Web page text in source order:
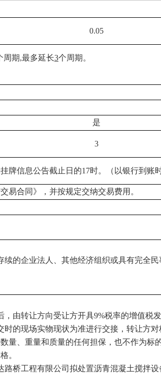
0.05
周期,最多延长3个周期。
是
3
牌信息公告截止日的17时。（以银行到账
易合同》，并按规定交纳交易费用。
续的企业法人、其他经济组织或具有完全民
，由转让方向受让方开具9%税率的增值税发
时的现场实物现状为准进行交接，转让方
量、重量和质量的任何担保，也不作为标
。
路桥工程有限公司拟处置沥青混凝土搅拌